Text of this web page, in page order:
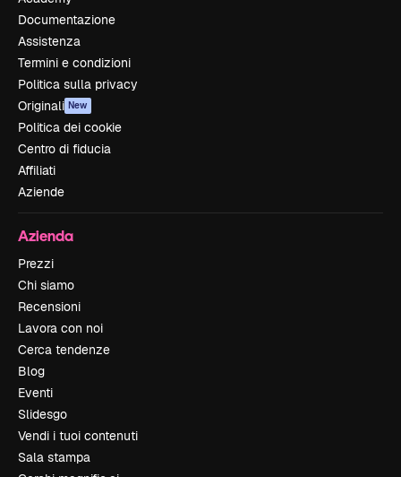
Documentazione
Assistenza
Termini e condizioni
Politica sulla privacy
Originali New
Politica dei cookie
Centro di fiducia
Affiliati
Aziende
Azienda
Prezzi
Chi siamo
Recensioni
Lavora con noi
Cerca tendenze
Blog
Eventi
Slidesgo
Vendi i tuoi contenuti
Sala stampa